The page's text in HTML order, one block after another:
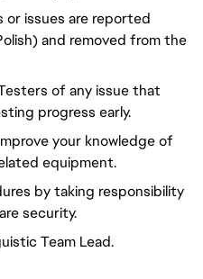
or issues are reported
and removed from the
of any issue that
progress early.
your knowledge of
equipment.
by taking responsibility
security.
Team Lead.